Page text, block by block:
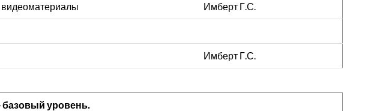
Имберт Г.С.
Имберт Г.С.
базовый уровень.